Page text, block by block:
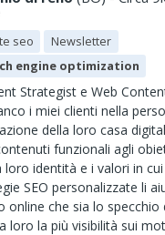
seo
Newsletter
engine optimization
Strategist e Web
i miei clienti nella
della loro casa
funzionali agli
loro identità e i valori in
SEO personalizzate li
online che sia lo specchio
loro la più visibilità sui